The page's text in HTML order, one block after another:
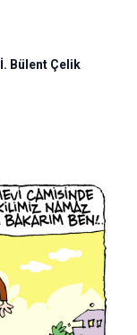
İ. Bülent Çelik